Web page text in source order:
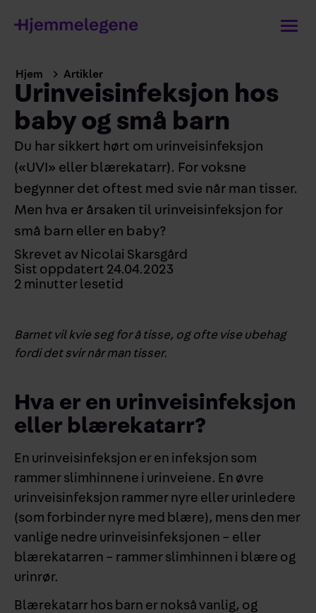
Hjem Artikler
Urinveisinfeksjon hos
baby og små barn
Du har sikkert hørt om urinveisinfeksjon
(«UVI» eller blærekatarr). For voksne
begynner det oftest med svie når man tisser.
Men hva er årsaken til urinveisinfeksjon for
små barn eller en baby?
Skrevet av Nicolai Skarsgård
Sist oppdatert 24.04.2023
2 minutter lesetid
Barnet vil kvie seg for å tisse, og ofte vise ubehag
fordi det svir når man tisser.
Hva er en urinveisinfeksjon
eller blærekatarr?
En urinveisinfeksjon er en infeksjon som
rammer slimhinnene i urinveiene. En øvre
urinveisinfeksjon rammer nyre eller urinledere
(som forbinder nyre med blære), mens den mer
vanlige nedre urinveisinfeksjonen – eller
blærekatarren – rammer slimhinnen i blære og
urinrør.
Blærekatarr hos barn er nokså vanlig, og